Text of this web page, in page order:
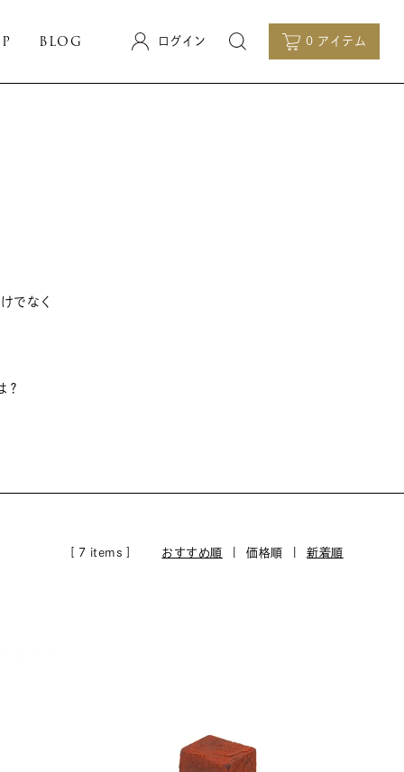
BLOG ログイン 0 アイテム
でなく
？
[ 7 items ] おすすめ順 | 価格順 |新着順